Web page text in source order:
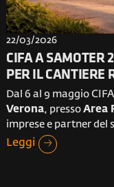
22/03/2026
CIFA A SAMOTER
PER IL CANTIERE
Dal 6 al 9 maggio
Verona, pressoArea
imprese e partner del
Leggi